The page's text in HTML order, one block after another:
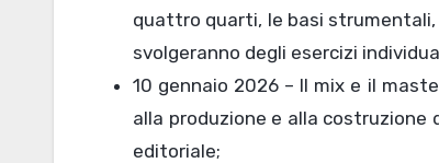
quattro quarti, le basi
svolgeranno degli esercizi
10 gennaio 2026 – Il mix e il
alla produzione e alla costruzione
editoriale;